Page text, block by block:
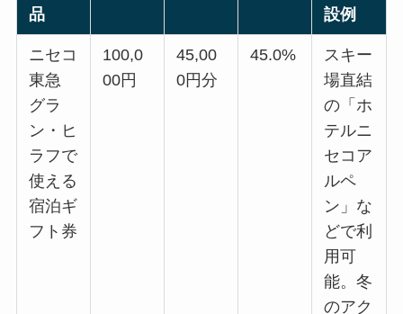
品
設例
ニセコ
東急
グラ
ン・ヒ
ラフで
使える
宿泊ギ
フト券
100,0
00円
45,00
0円分
45.0%
スキー
場直結
の「ホ
テルニ
セコア
ルペ
ン」な
どで利
用可
能。冬
のアク